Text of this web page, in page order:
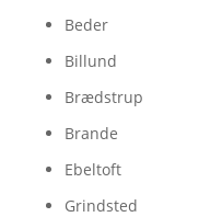
Beder
Billund
Brædstrup
Brande
Ebeltoft
Grindsted